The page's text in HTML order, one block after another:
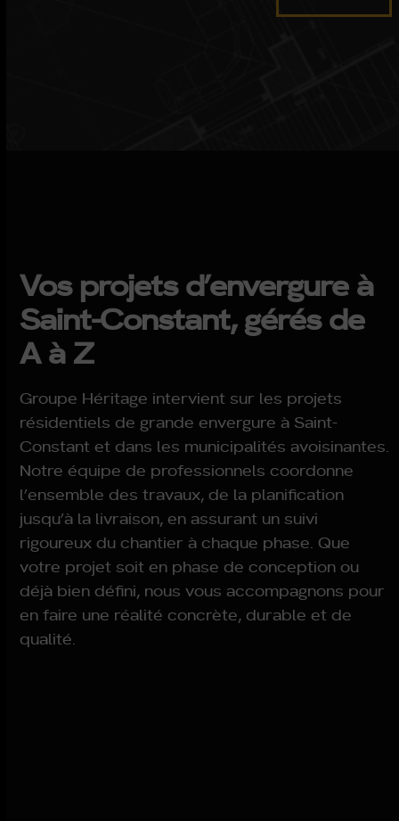
Vos projets d’envergure à
Saint-Constant, gérés de
A à Z
Groupe Héritage intervient sur les projets
résidentiels de grande envergure à Saint-
Constant et dans les municipalités avoisinantes.
Notre équipe de professionnels coordonne
l’ensemble des travaux, de la planification
jusqu’à la livraison, en assurant un suivi
rigoureux du chantier à chaque phase. Que
votre projet soit en phase de conception ou
déjà bien défini, nous vous accompagnons pour
en faire une réalité concrète, durable et de
qualité.